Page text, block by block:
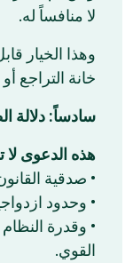
لا منافساً له.
وهذا الخيار
خانة التراجع
سادساً: دلالة
هذه الدعوى
• صدقية
• وحدود
• وقدرة
القوي.